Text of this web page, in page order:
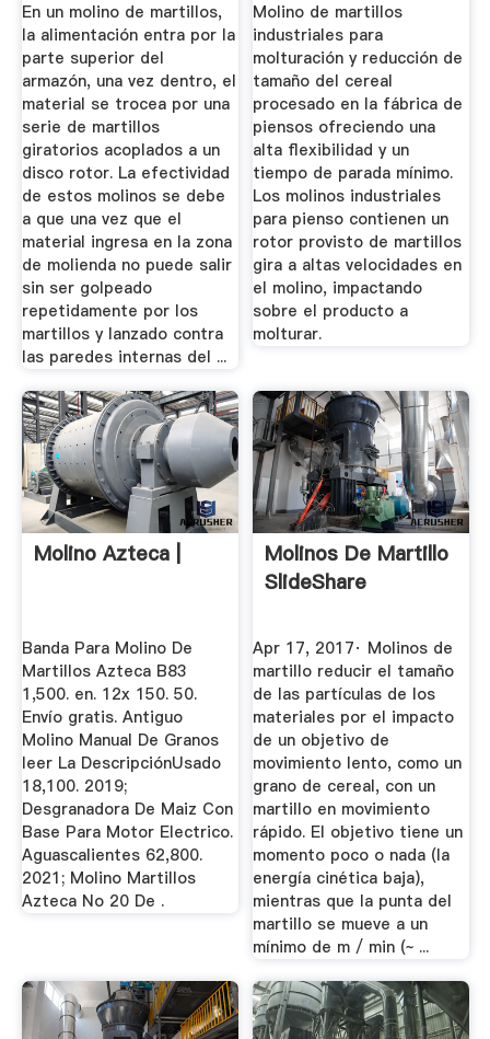
En un molino de martillos,
la alimentación entra por la
parte superior del
armazón, una vez dentro, el
material se trocea por una
serie de martillos
giratorios acoplados a un
disco rotor. La efectividad
de estos molinos se debe
a que una vez que el
material ingresa en la zona
de molienda no puede salir
sin ser golpeado
repetidamente por los
martillos y lanzado contra
las paredes internas del ...
Molino de martillos
industriales para
molturación y reducción de
tamaño del cereal
procesado en la fábrica de
piensos ofreciendo una
alta flexibilidad y un
tiempo de parada mínimo.
Los molinos industriales
para pienso contienen un
rotor provisto de martillos
gira a altas velocidades en
el molino, impactando
sobre el producto a
molturar.
Molino Azteca |
Banda Para Molino De
Martillos Azteca B83
1,500. en. 12x 150. 50.
Envío gratis. Antiguo
Molino Manual De Granos
leer La DescripciónUsado
18,100. 2019;
Desgranadora De Maiz Con
Base Para Motor Electrico.
Aguascalientes 62,800.
2021; Molino Martillos
Azteca No 20 De .
Molinos De Martillo
SlideShare
Apr 17, 2017· Molinos de
martillo reducir el tamaño
de las partículas de los
materiales por el impacto
de un objetivo de
movimiento lento, como un
grano de cereal, con un
martillo en movimiento
rápido. El objetivo tiene un
momento poco o nada (la
energía cinética baja),
mientras que la punta del
martillo se mueve a un
mínimo de m / min (~ ...